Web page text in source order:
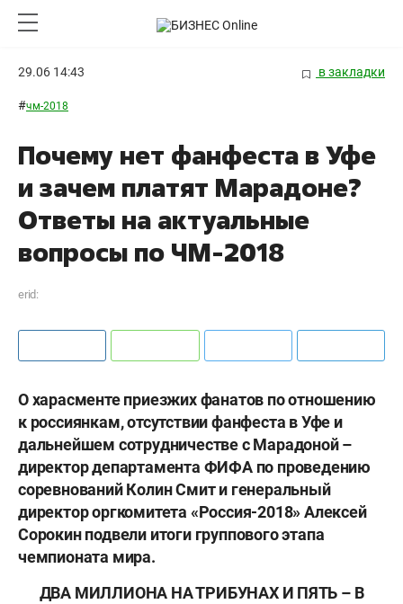
29.06 14:43 в закладки
#чм-2018
Почему нет фанфеста в Уфе
и зачем платят Марадоне?
Ответы на актуальные
вопросы по ЧМ-2018
erid:
О харасменте приезжих фанатов по отношению
к россиянкам, отсутствии фанфеста в Уфе и
дальнейшем сотрудничестве с Марадоной –
директор департамента ФИФА по проведению
соревнований Колин Смит и генеральный
директор оргкомитета «Россия-2018» Алексей
Сорокин подвели итоги группового этапа
чемпионата мира.
ДВА МИЛЛИОНА НА ТРИБУНАХ И ПЯТЬ – В